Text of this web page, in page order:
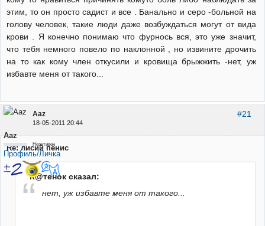
этим, то он просто садист и все . Банально и серо -больной на
голову человек, такие люди даже возбуждаться могут от вида
крови . Я конечно понимаю что фурнось вся, это уже значит,
что тебя немного повело по наклонной , но извините дрочить
на то как кому член откусили и кровища брыжжить -нет, уж
избавте меня от такого...
#21
Aaz
18-05-2011 20:44
Aaz
Неактивен
Профиль/Личка
Re: лисий пенис
К@тенок сказал:
нет, уж избавте меня от такого...